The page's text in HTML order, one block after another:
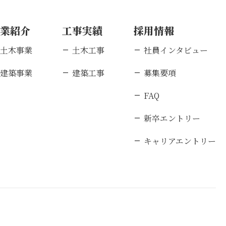
紹介
土木事業
建築事業
工事実績
土木工事
建築工事
採用情報
社員インタビュー
募集要項
FAQ
新卒エントリー
キャリアエントリー